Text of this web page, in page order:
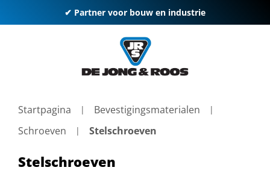
✔ Partner voor bouw en industrie
Startpagina
Bevestigingsmaterialen
Schroeven
Stelschroeven
Stelschroeven